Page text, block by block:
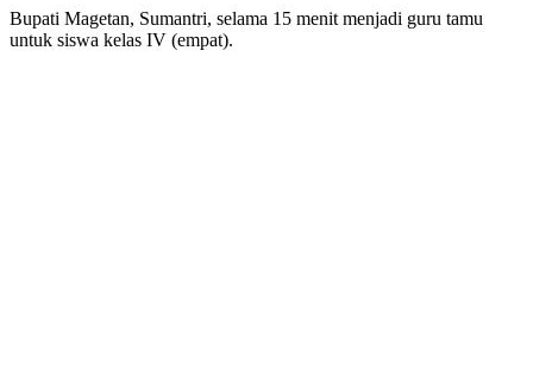
Bupati Magetan, Sumantri, selama 15 menit menjadi guru tamu
untuk siswa kelas IV (empat).